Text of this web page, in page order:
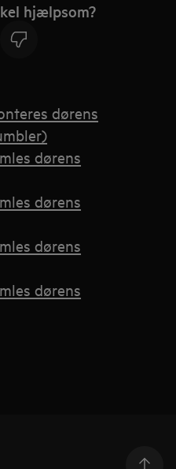
hjælpsom?
dørens
dørens
dørens
dørens
dørens